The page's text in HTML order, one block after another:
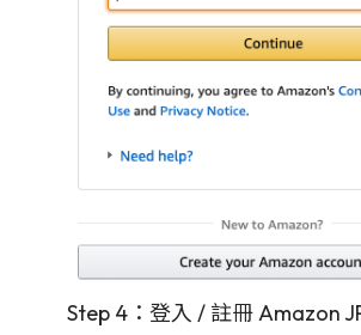
Step 4：登入 / 註冊 Amazon